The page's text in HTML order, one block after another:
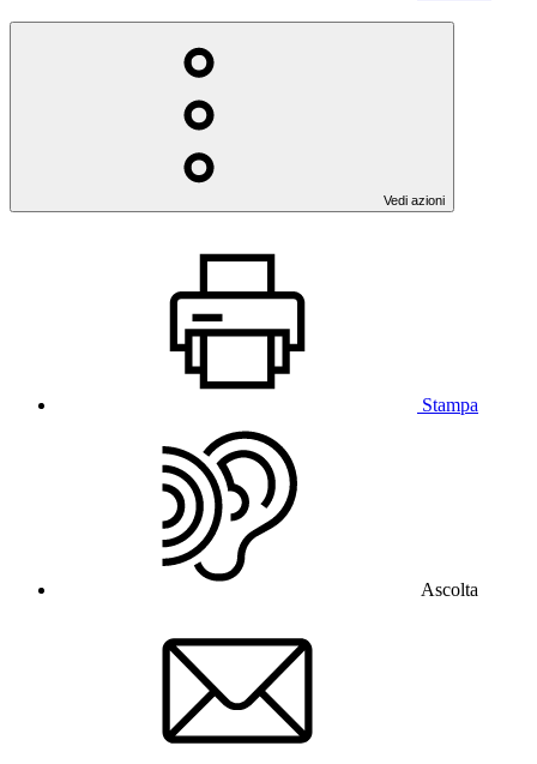
Vedi azioni
Stampa
Ascolta